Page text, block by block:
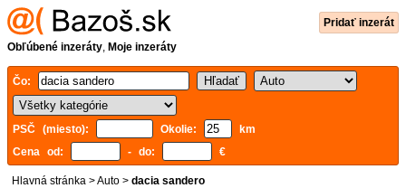
Pridať inzerát
Obľúbené inzeráty, Moje inzeráty
Čo:
PSČ (miesto): Okolie:
km
Cena od:
- do: €
Hlavná stránka >Auto > dacia sandero